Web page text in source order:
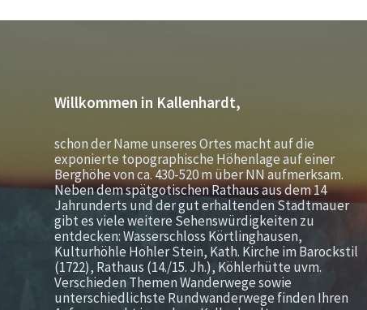
Willkommen in Kallenhardt,
schon der Name unseres Ortes macht auf die
exponierte topographische Höhenlage auf einer
Berghöhe von ca. 430-520 m über NN aufmerksam.
Neben dem spätgotischen Rathaus aus dem 14
Jahrunderts und der gut erhaltenden Stadtmauer
gibt es viele weitere Sehenswürdigkeiten zu
entdecken: Wasserschloss Körtlinghausen,
Kulturhöhle Hohler Stein, Kath. Kirche im Barockstil
(1722), Rathaus (14./15. Jh.), Köhlerhütte uvm.
Verschieden Themen Wanderwege sowie
unterschiedlichste Rundwanderwege finden Ihren